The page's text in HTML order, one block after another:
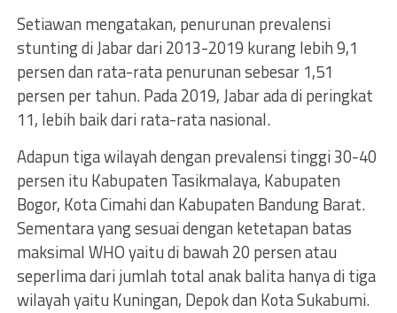
Setiawan mengatakan, penurunan prevalensi
stunting di Jabar dari 2013-2019 kurang lebih 9,1
persen dan rata-rata penurunan sebesar 1,51
persen per tahun. Pada 2019, Jabar ada di peringkat
11, lebih baik dari rata-rata nasional.
Adapun tiga wilayah dengan prevalensi tinggi 30-40
persen itu Kabupaten Tasikmalaya, Kabupaten
Bogor, Kota Cimahi dan Kabupaten Bandung Barat.
Sementara yang sesuai dengan ketetapan batas
maksimal WHO yaitu di bawah 20 persen atau
seperlima dari jumlah total anak balita hanya di tiga
wilayah yaitu Kuningan, Depok dan Kota Sukabumi.